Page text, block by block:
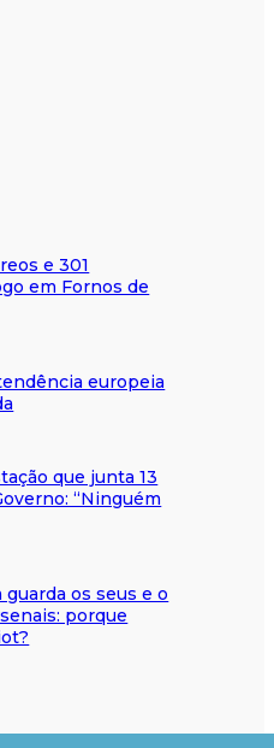
e 301
em Fornos de
europeia
que junta 13
“Ninguém
os seus e o
porque